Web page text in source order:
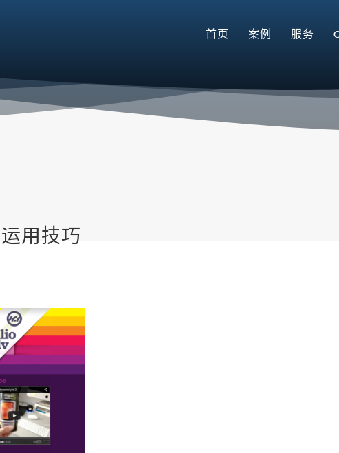
首页 案例 服务
用技巧